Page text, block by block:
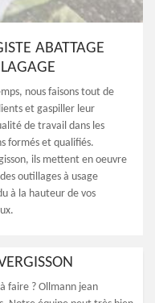
ABATTAGE
nous faisons tout de
et gaspiller leur
de travail dans les
formés et qualifiés.
ils mettent en oeuvre
outillages à usage
à la hauteur de vos
faire ? Ollmann jean